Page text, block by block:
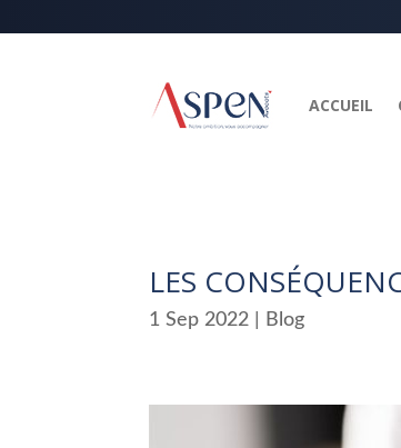
ACCUEIL
LES
1 Sep 2022 Blog